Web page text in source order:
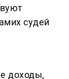
судей
доходы,